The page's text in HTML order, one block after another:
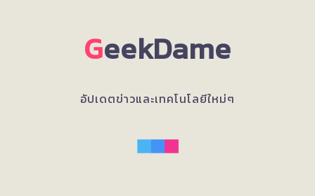
GeekDame
อัปเดตข่าวและเทคโนโลยีใหม่ๆ